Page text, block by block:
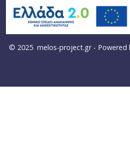
© 2025 melos-project.gr- Powered